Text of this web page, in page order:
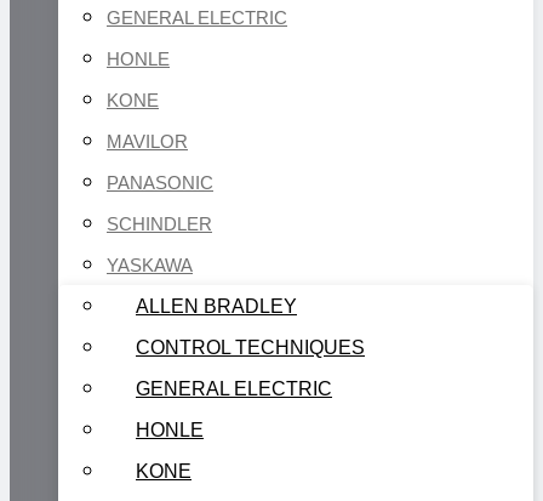
GENERAL ELECTRIC
HONLE
KONE
MAVILOR
PANASONIC
SCHINDLER
YASKAWA
ALLEN BRADLEY
CONTROL TECHNIQUES
GENERAL ELECTRIC
HONLE
KONE